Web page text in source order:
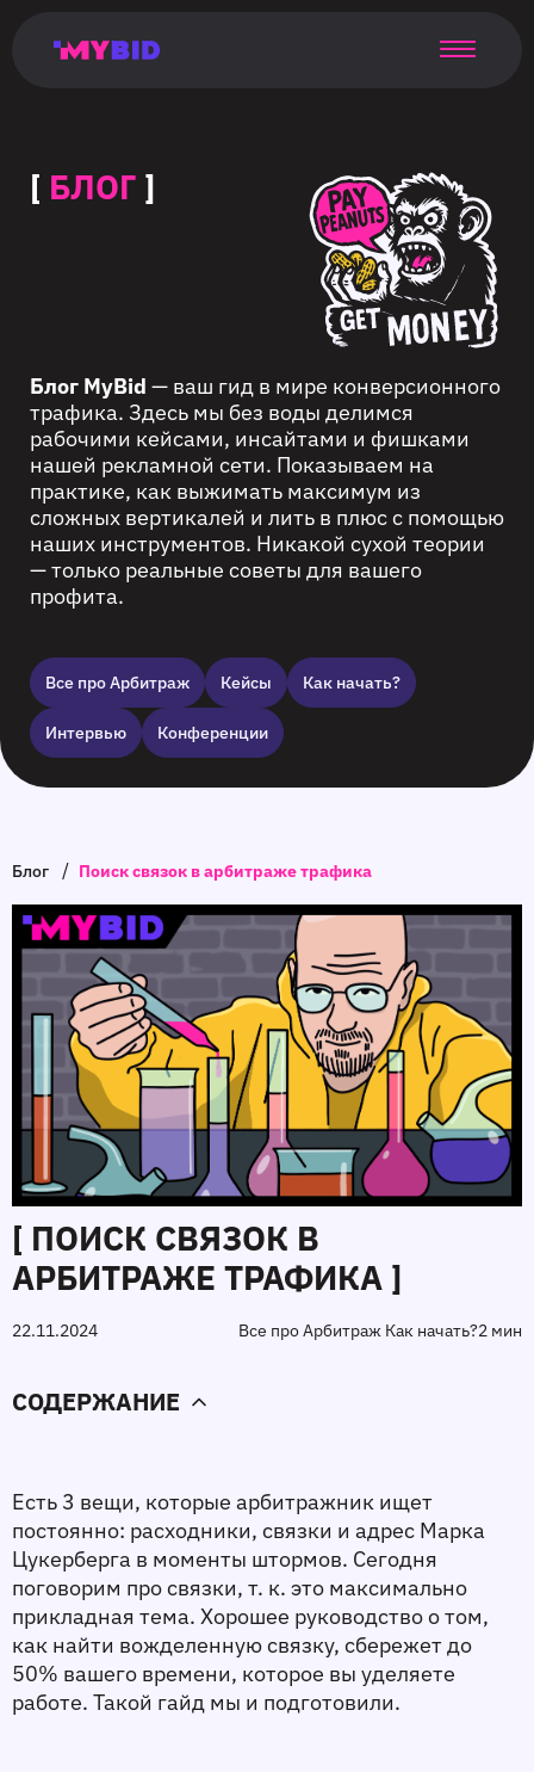
таргетинг
страница
targeting
monetization
[ БЛОГ ]
Блог MyBid — ваш гид в мире конверсионного
трафика. Здесь мы без воды делимся
рабочими кейсами, инсайтами и фишками
нашей рекламной сети. Показываем на
практике, как выжимать максимум из
сложных вертикалей и лить в плюс с помощью
наших инструментов. Никакой сухой теории
— только реальные советы для вашего
профита.
Все про Арбитраж Кейсы Как начать?
Интервью Конференции
Блог / Поиск связок в арбитраже трафика
[ ПОИСК СВЯЗОК В
АРБИТРАЖЕ ТРАФИКА ]
22.11.2024 Все про Арбитраж Как начать?2 мин
СОДЕРЖАНИЕ
Есть 3 вещи, которые арбитражник ищет
постоянно: расходники, связки и адрес Марка
Цукерберга в моменты штормов. Сегодня
поговорим про связки, т. к. это максимально
прикладная тема. Хорошее руководство о том,
как найти вожделенную связку, сбережет до
50% вашего времени, которое вы уделяете
работе. Такой гайд мы и подготовили.